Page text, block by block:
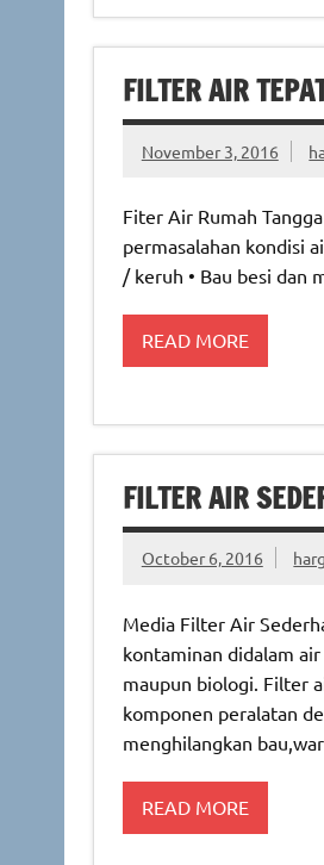
FILTER AIR
November 3, 2016
Fiter Air Rumah
permasalahan kondisi
/ keruh • Bau besi dan
READ MORE
FILTER AIR
October 6, 2016
Media Filter Air
kontaminan didalam
maupun biologi. Filter
komponen peralatan
menghilangkan
READ MORE